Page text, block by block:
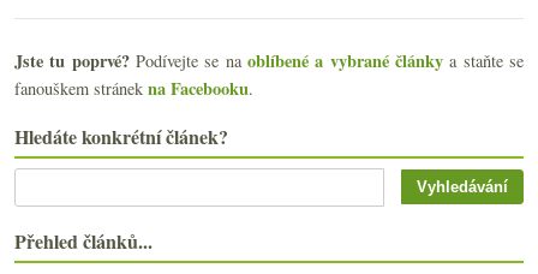
Jste tu poprvé?Podívejte se naoblíbené a vybrané články a staňte se
fanouškem stránek na Facebooku.
Hledáte konkrétní článek?
Přehled článků...